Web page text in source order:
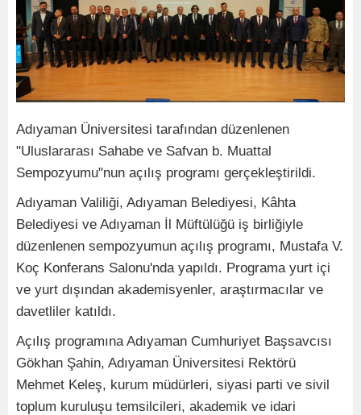
Adıyaman Üniversitesi tarafından düzenlenen
"Uluslararası Sahabe ve Safvan b. Muattal
Sempozyumu"nun açılış programı gerçekleştirildi.
Adıyaman Valiliği, Adıyaman Belediyesi, Kâhta
Belediyesi ve Adıyaman İl Müftülüğü iş birliğiyle
düzenlenen sempozyumun açılış programı, Mustafa V.
Koç Konferans Salonu'nda yapıldı. Programa yurt içi
ve yurt dışından akademisyenler, araştırmacılar ve
davetliler katıldı.
Açılış programına Adıyaman Cumhuriyet Başsavcısı
Gökhan Şahin, Adıyaman Üniversitesi Rektörü
Mehmet Keleş, kurum müdürleri, siyasi parti ve sivil
toplum kuruluşu temsilcileri, akademik ve idari